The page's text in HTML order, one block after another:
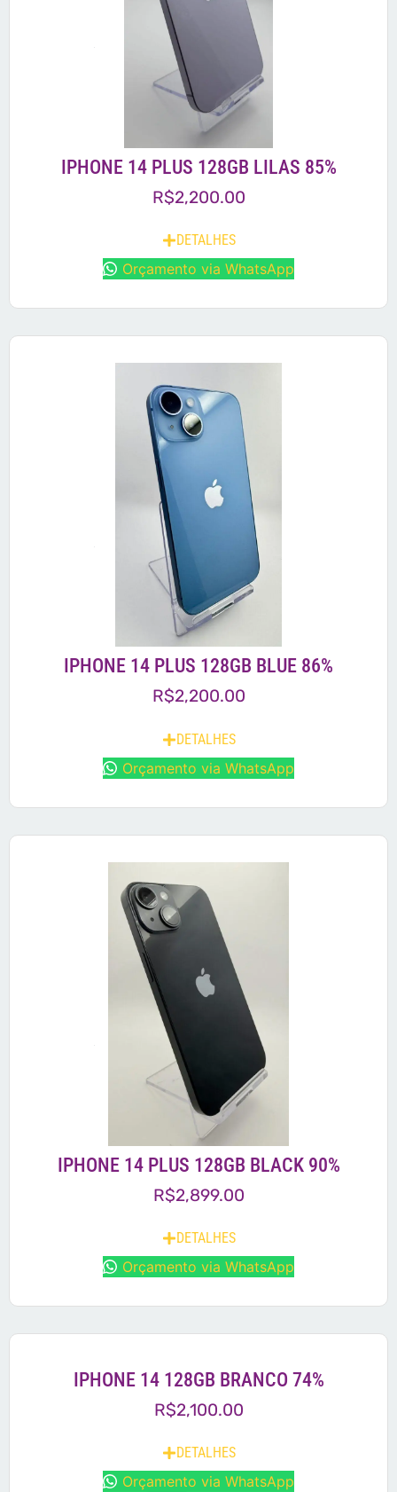
IPHONE 14 PLUS 128GB LILAS 85%
R$2,200.00
DETALHES
Orçamento via WhatsApp
IPHONE 14 PLUS 128GB BLUE 86%
R$2,200.00
DETALHES
Orçamento via WhatsApp
IPHONE 14 PLUS 128GB BLACK 90%
R$2,899.00
DETALHES
Orçamento via WhatsApp
IPHONE 14 128GB BRANCO 74%
R$2,100.00
DETALHES
Orçamento via WhatsApp